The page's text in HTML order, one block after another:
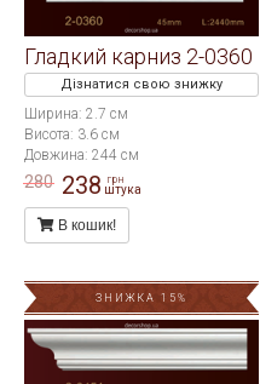
Гладкий карниз 2-0360
Дізнатися свою знижку
Ширина: 2.7 см
Висота: 3.6 см
Довжина: 244 см
280 238 грн
штука
В кошик!
ЗНИЖКА 15%